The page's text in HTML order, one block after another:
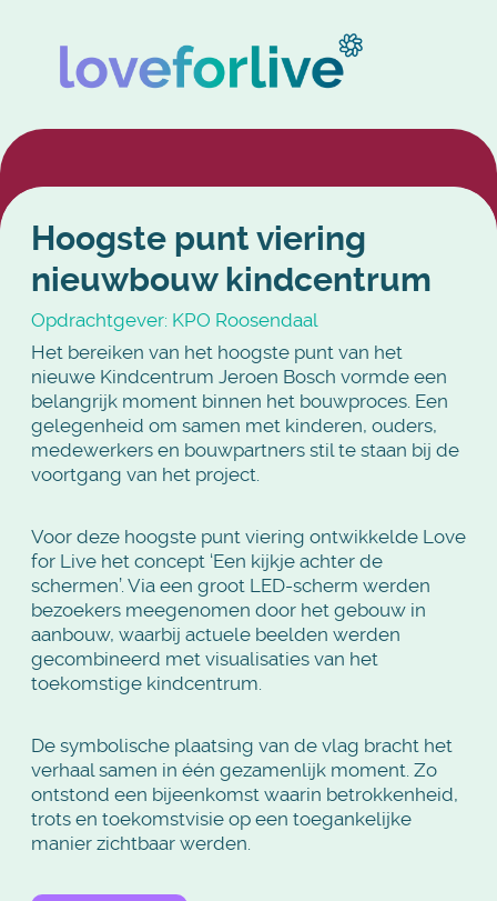
Hoogste punt viering
nieuwbouw kindcentrum
Opdrachtgever: KPO Roosendaal
Het bereiken van het hoogste punt van het
nieuwe Kindcentrum Jeroen Bosch vormde een
belangrijk moment binnen het bouwproces. Een
gelegenheid om samen met kinderen, ouders,
medewerkers en bouwpartners stil te staan bij de
voortgang van het project.
Voor deze hoogste punt viering ontwikkelde Love
for Live het concept ‘Een kijkje achter de
schermen’. Via een groot LED-scherm werden
bezoekers meegenomen door het gebouw in
aanbouw, waarbij actuele beelden werden
gecombineerd met visualisaties van het
toekomstige kindcentrum.
De symbolische plaatsing van de vlag bracht het
verhaal samen in één gezamenlijk moment. Zo
ontstond een bijeenkomst waarin betrokkenheid,
trots en toekomstvisie op een toegankelijke
manier zichtbaar werden.